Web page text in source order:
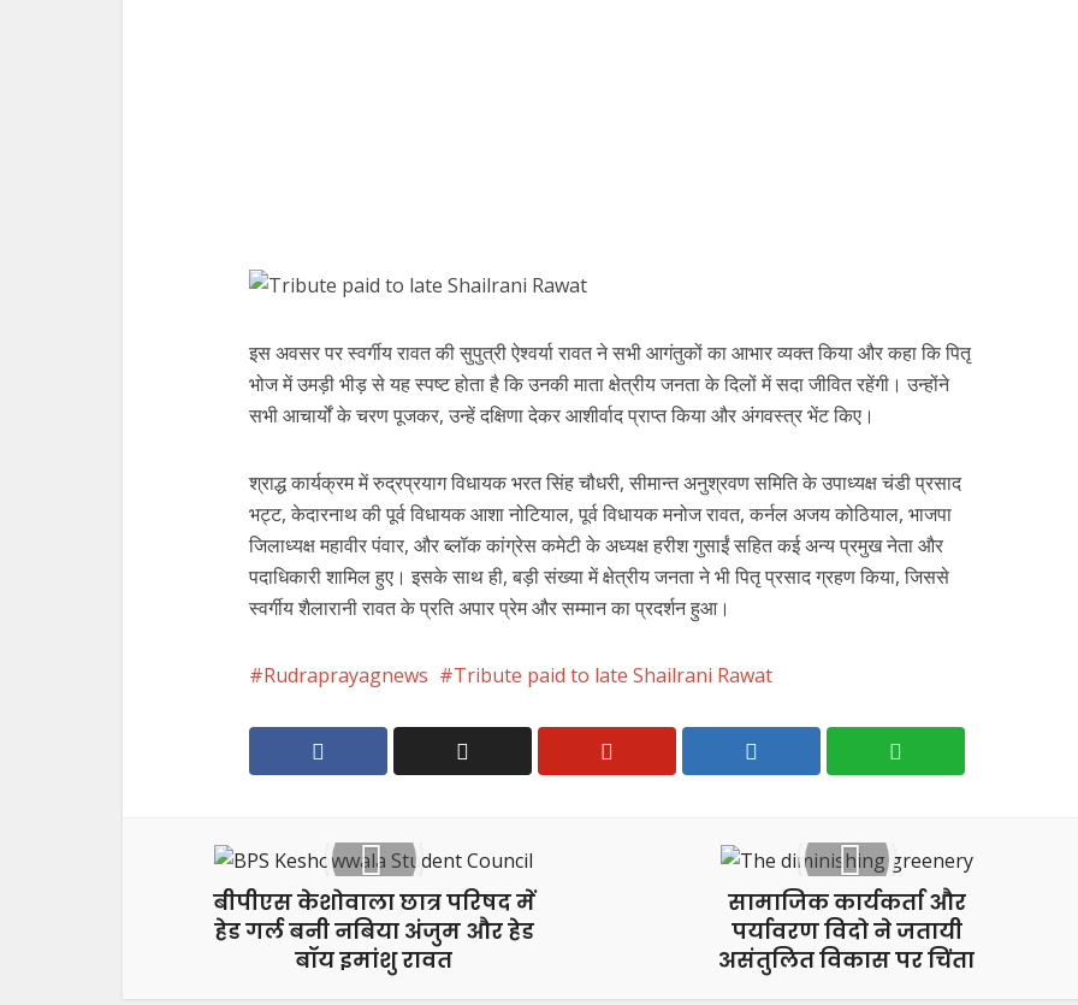
इस अवसर पर स्वर्गीय रावत की सुपुत्री ऐश्वर्या रावत ने सभी आगंतुकों का आभार व्यक्त किया और कहा कि पितृ
भोज में उमड़ी भीड़ से यह स्पष्ट होता है कि उनकी माता क्षेत्रीय जनता के दिलों में सदा जीवित रहेंगी। उन्होंने
सभी आचार्यों के चरण पूजकर, उन्हें दक्षिणा देकर आशीर्वाद प्राप्त किया और अंगवस्त्र भेंट किए।
श्राद्ध कार्यक्रम में रुद्रप्रयाग विधायक भरत सिंह चौधरी, सीमान्त अनुश्रवण समिति के उपाध्यक्ष चंडी प्रसाद
भट्ट, केदारनाथ की पूर्व विधायक आशा नोटियाल, पूर्व विधायक मनोज रावत, कर्नल अजय कोठियाल, भाजपा
जिलाध्यक्ष महावीर पंवार, और ब्लॉक कांग्रेस कमेटी के अध्यक्ष हरीश गुसाईं सहित कई अन्य प्रमुख नेता और
पदाधिकारी शामिल हुए। इसके साथ ही, बड़ी संख्या में क्षेत्रीय जनता ने भी पितृ प्रसाद ग्रहण किया, जिससे
स्वर्गीय शैलारानी रावत के प्रति अपार प्रेम और सम्मान का प्रदर्शन हुआ।
Rudraprayagnews Tribute paid to late Shailrani Rawat
बीपीएस केशोवाला छात्र परिषद में
हेड गर्ल बनी नबिया अंजुम और हेड
बॉय इमांशु रावत
सामाजिक कार्यकर्ता और
पर्यावरण विदो ने जतायी
असंतुलित विकास पर चिंता